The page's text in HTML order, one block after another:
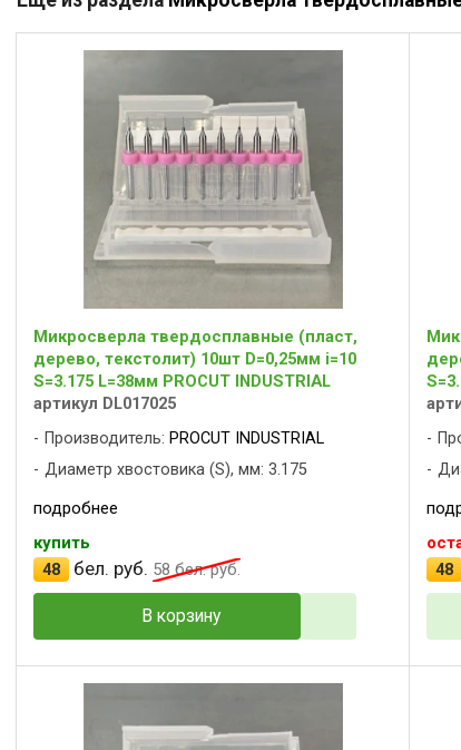
Микросверла твердосплавные (пласт,
дерево, текстолит) 10шт D=0,25мм i=10
S=3.175 L=38мм PROCUT INDUSTRIAL
артикул DL017025
Производитель: PROCUT INDUSTRIAL
Диаметр хвостовика (S), мм: 3.175
подробнее
купить
48 бел. руб. 58бел. руб.
В корзину
48